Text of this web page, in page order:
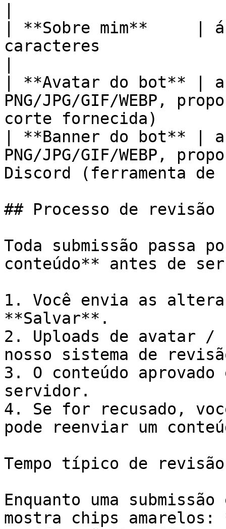
| **Sobre mim**     |
caracteres
| **Avatar do bot** |
PNG/JPG/GIF/WEBP,
corte fornecida)
| **Banner do bot** |
PNG/JPG/GIF/WEBP,
Discord (ferramenta
## Processo de revisão
Toda submissão passa
conteúdo** antes de
1. Você envia as
**Salvar**.
2. Uploads de avatar /
nosso sistema de
3. O conteúdo
servidor.
4. Se for recusado,
pode reenviar um
Tempo típico de
Enquanto uma
mostra chips amarelos: